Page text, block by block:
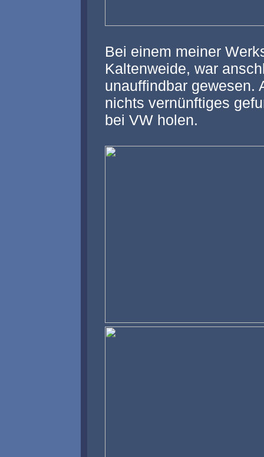
Bei einem meiner
Kaltenweide, war
unauffindbar gewesen.
nichts vernünftiges
bei VW holen.